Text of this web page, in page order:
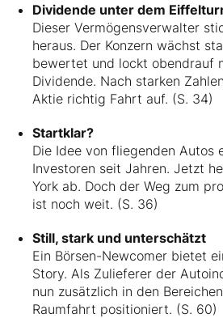
Dividende unter dem
Dieser Vermögensverwalter
heraus. Der Konzern wächst
bewertet und lockt obendrauf
Dividende. Nach starken
Aktie richtig Fahrt auf. (S. 34)
Startklar?
Die Idee von fliegenden Autos
Investoren seit Jahren. Jetzt
York ab. Doch der Weg zum
ist noch weit. (S. 36)
Still, stark und unterschätzt
Ein Börsen-Newcomer bietet
Story. Als Zulieferer der
nun zusätzlich in den
Raumfahrt positioniert. (S. 60)